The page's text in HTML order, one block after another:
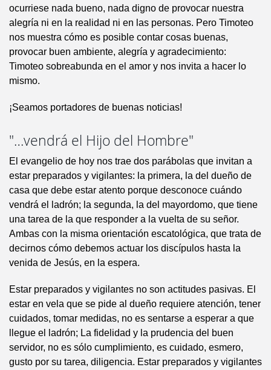
ocurriese nada bueno, nada digno de provocar nuestra
alegría ni en la realidad ni en las personas. Pero Timoteo
nos muestra cómo es posible contar cosas buenas,
provocar buen ambiente, alegría y agradecimiento:
Timoteo sobreabunda en el amor y nos invita a hacer lo
mismo.
¡Seamos portadores de buenas noticias!
"…vendrá el Hijo del Hombre"
El evangelio de hoy nos trae dos parábolas que invitan a
estar preparados y vigilantes: la primera, la del dueño de
casa que debe estar atento porque desconoce cuándo
vendrá el ladrón; la segunda, la del mayordomo, que tiene
una tarea de la que responder a la vuelta de su señor.
Ambas con la misma orientación escatológica, que trata de
decirnos cómo debemos actuar los discípulos hasta la
venida de Jesús, en la espera.
Estar preparados y vigilantes no son actitudes pasivas. El
estar en vela que se pide al dueño requiere atención, tener
cuidados, tomar medidas, no es sentarse a esperar a que
llegue el ladrón; La fidelidad y la prudencia del buen
servidor, no es sólo cumplimiento, es cuidado, esmero,
gusto por su tarea, diligencia. Estar preparados y vigilantes